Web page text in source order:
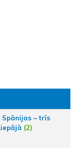
Spānijas – trīs
(2)